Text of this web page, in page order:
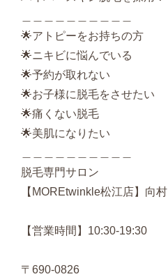
🌟アトピーをお持ちの方
🌟ニキビに悩んでいる
🌟予約が取れない
🌟お子様に脱毛をさせたい
🌟痛くない脱毛
🌟美肌になりたい
脱毛専門サロン
【MOREtwinkle松江店】向村
【営業時間】10:30-19:30
〒 690-0826